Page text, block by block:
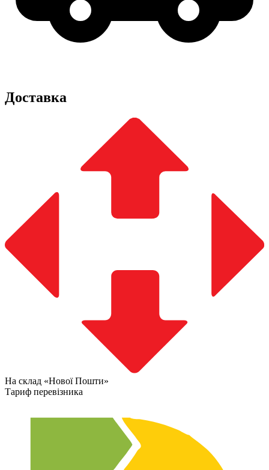
Доставка
На склад «Нової Пошти»
Тариф перевізника